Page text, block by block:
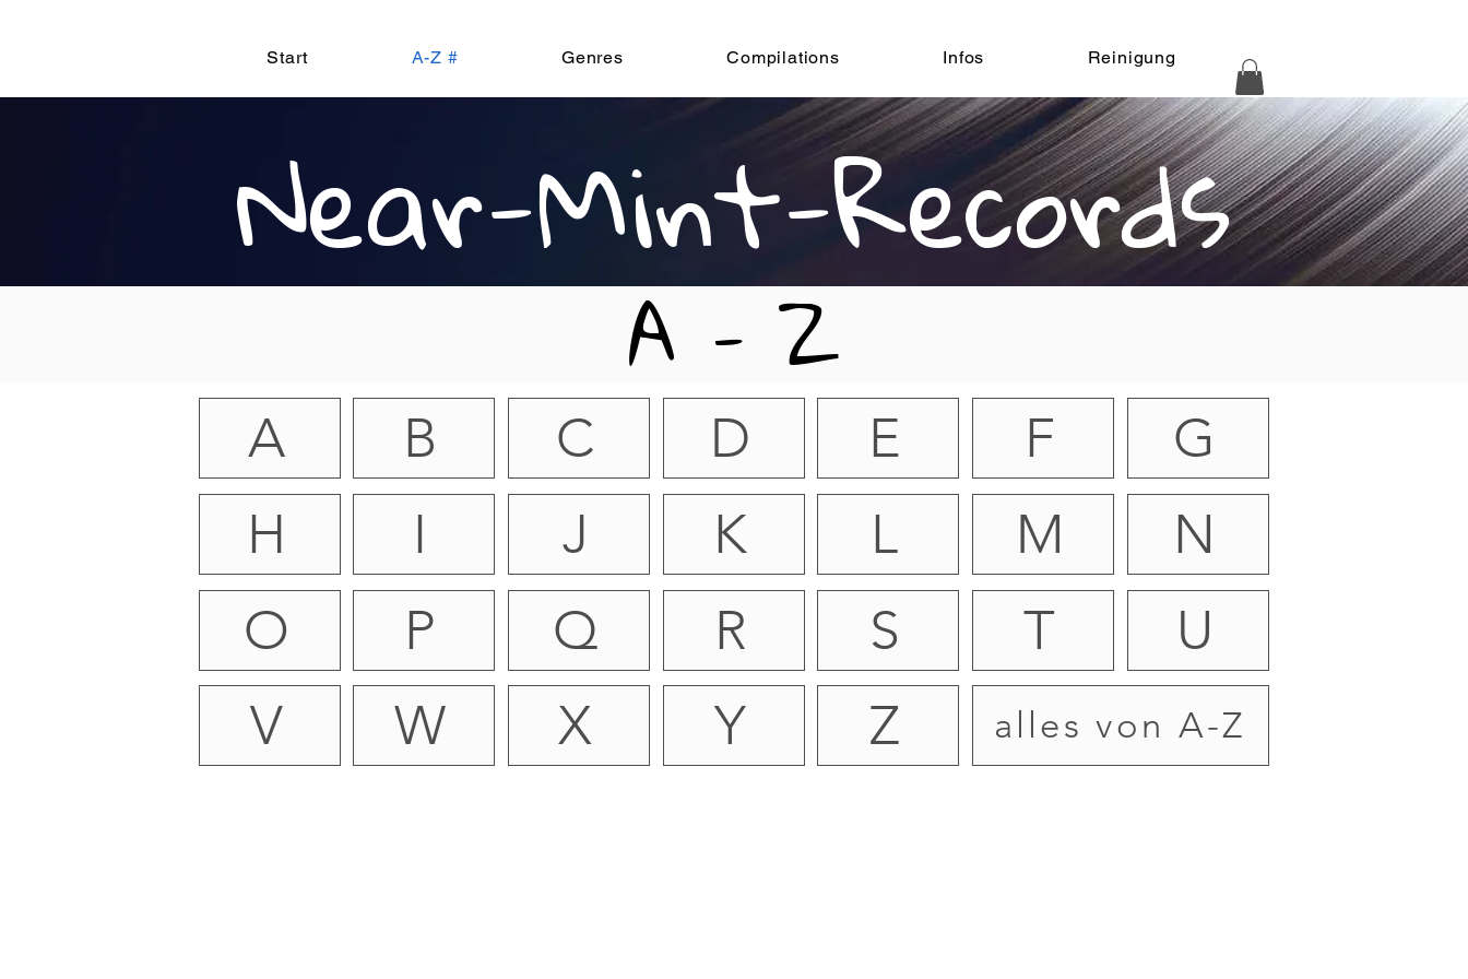
Start A-Z # Genres Compilations Infos Reinigung
Near-Mint-Records
A - Z
A B C D E F
G
H
I J K L M
N
O
P Q R S T
U
V
W X Y Z alles von A-Z